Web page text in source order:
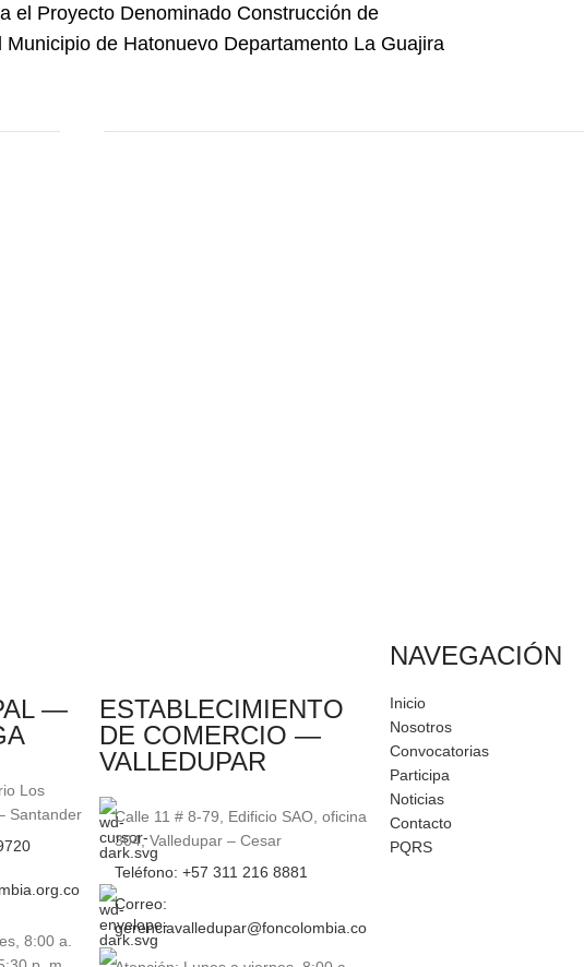
el Proyecto Denominado Construcción de
de Hatonuevo Departamento La Guajira
—
Los
Santander
8:00 a.
ESTABLECIMIENTO
DE COMERCIO —
VALLEDUPAR
Calle 11 # 8-79, Edificio SAO, oficina
304, Valledupar – Cesar
Teléfono: +57 311 216 8881
Correo:
gerenciavalledupar@foncolombia.co
NAVEGACIÓN
Inicio
Nosotros
Convocatorias
Participa
Noticias
Contacto
PQRS